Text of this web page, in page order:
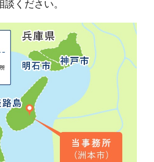
ください。